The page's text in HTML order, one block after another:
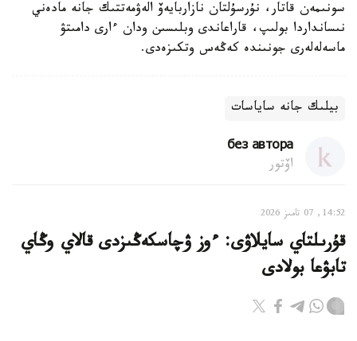
سونىمەن قاتار، نۇرسۇلتان نازاربايەۆ الەۋمەتتىك جانە مادەني
نىسانداردا بولىپ، قاراعاندى وبلىسىن ودان ءارى دامىتۋ
ماسەلەلەرى جونىندە كەڭەس وتكىزەدى.
بيلىك جانە ساياسات
без автора
اۆتور
14:52, 07 تامىز 2026
قۇرىلتاي سايلاۋى: ءوز ۋچاسكەڭىزدى قالاي وڭاي
تابۋعا بولادى